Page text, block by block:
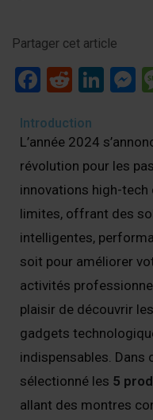
Partager cet article
Facebook
Reddit
Introduction
L’année 2024
révolution pour les
innovations high-
limites, offrant des
intelligentes,
soit pour améliorer
activités
plaisir de découvrir
gadgets
indispensables. Dans
sélectionné les 5
allant des montres